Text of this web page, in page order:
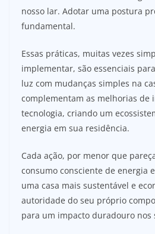
nosso lar. Adotar uma postura
fundamental.
Essas práticas, muitas vezes
implementar, são essenciais
luz com mudanças simples na
complementam as melhorias de
tecnologia, criando um
energia em sua residência.
Cada ação, por menor que
consumo consciente de energia
uma casa mais sustentável e
autoridade do seu próprio
para um impacto duradouro nos